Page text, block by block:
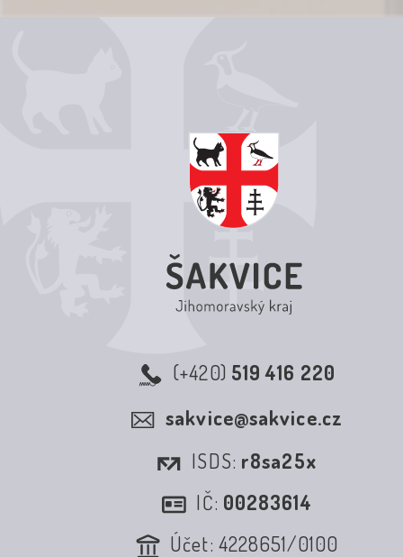
(+420) 519 416 220
sakvice@sakvice.cz
ISDS: r8sa25x
IČ: 00283614
Účet: 4228651/0100